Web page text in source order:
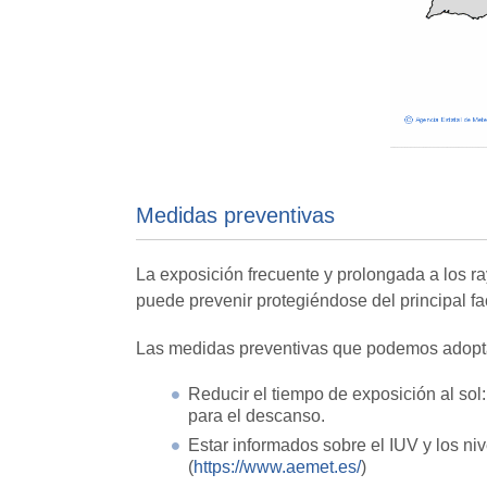
Medidas preventivas
La exposición frecuente y prolongada a los
puede prevenir protegiéndose del principal
Las medidas preventivas que podemos
Reducir el tiempo de exposición al
para el descanso.
Estar informados sobre el IUV y los
(https://www.aemet.es/)